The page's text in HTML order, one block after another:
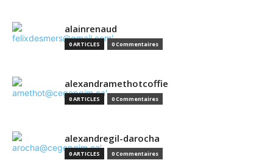
alainrenaud
0 ARTICLES 0 Commentaires
alexandramethotcoffie
0 ARTICLES 0 Commentaires
alexandregil-darocha
0 ARTICLES 0 Commentaires